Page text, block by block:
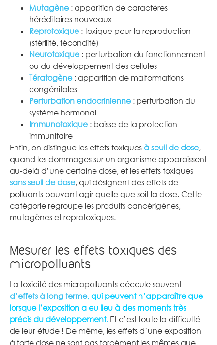
Mutagène: apparition de caractères
héréditaires nouveaux
Reprotoxique: toxique pour la reproduction
(stérilité, fécondité)
Neurotoxique: perturbation du fonctionnement
ou du développement des cellules
Tératogène: apparition de malformations
congénitales
Perturbation endocrinienne: perturbation du
système hormonal
Immunotoxique: baisse de la protection
immunitaire
Enfin, on distingue les effets toxiques à seuil de dose,
quand les dommages sur un organisme apparaissent
au-delà d’une certaine dose, et les effets toxiques
sans seuil de dose, qui désignent des effets de
polluants pouvant agir quelle que soit la dose. Cette
catégorie regroupe les produits cancérigènes,
mutagènes et reprotoxiques.
Mesurer les effets toxiques des
micropolluants
La toxicité des micropolluants découle souvent
d’effets à long terme, qui peuvent n’apparaître que
lorsque l’exposition a eu lieu à des moments très
précis du développement. Et c’est toute la difficulté
de leur étude ! De même, les effets d’une exposition
à forte dose ne sont pas forcément les mêmes que